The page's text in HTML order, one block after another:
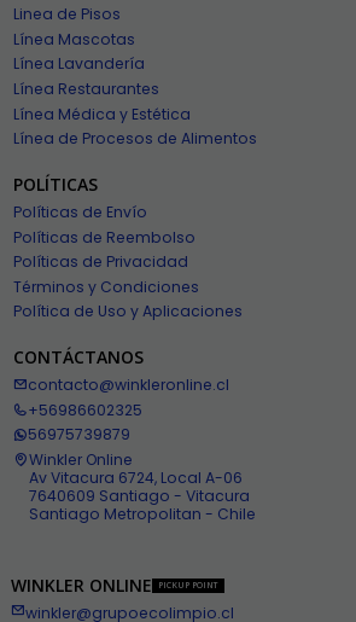
Linea de Pisos
Línea Mascotas
Línea Lavandería
Línea Restaurantes
Línea Médica y Estética
Línea de Procesos de Alimentos
POLÍTICAS
Políticas de Envío
Políticas de Reembolso
Políticas de Privacidad
Términos y Condiciones
Política de Uso y Aplicaciones
CONTÁCTANOS
contacto@winkleronline.cl
+56986602325
56975739879
Winkler Online
Av Vitacura 6724, Local A-06
7640609 Santiago - Vitacura
Santiago Metropolitan - Chile
WINKLER ONLINE PICKUP POINT
winkler@grupoecolimpio.cl